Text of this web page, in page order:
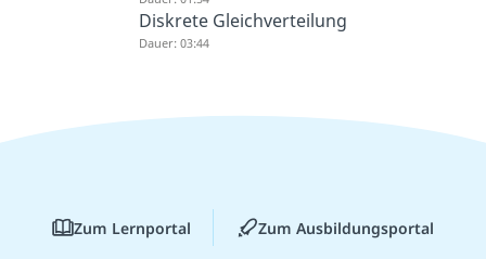
Diskrete Gleichverteilung
Dauer: 03:44
Zum Lernportal Zum Ausbildungsportal